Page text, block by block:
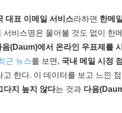
대표 이메일 서비스라하면 한메
서비스명은 물어볼 것도 없이 한
음(Daum)에서 온라인 우표제를
근 뉴스를 보면, 국내 메일 시정
고 한다. 이 데이터를 보고 느낀
다지 높지 않다는 것과 다음